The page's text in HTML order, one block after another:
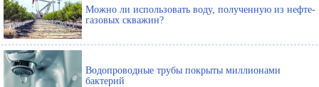
Можно ли использовать воду, полученную из нефте-
газовых скважин?
Водопроводные трубы покрыты миллионами
бактерий